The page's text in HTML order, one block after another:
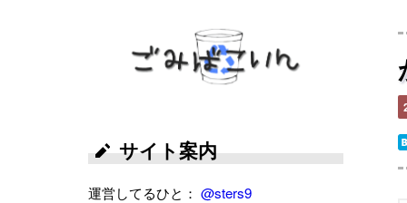
ごみばこいん
サイト案内
運営してるひと：@sters9